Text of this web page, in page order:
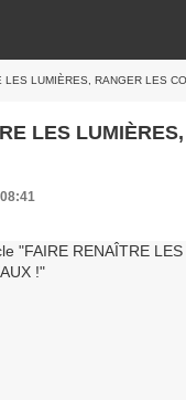
LES LUMIÈRES, RANGER LES
LES